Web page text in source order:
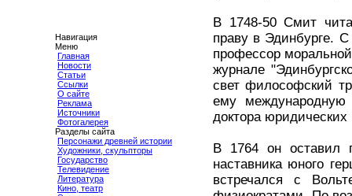
Навигация
Меню
Главная
Новости
Статьи
Ссылки
О сайте
Реклама
Источники
Фотогалерея
Разделы сайта
Персонажи древней истории
Художники, скульпторы
Государство
Телевидение
Литература
Кино, театр
В 1748-50 Смит
праву в Эдинбурге. С
профессор
журнале
свет философский
ему
доктора юридических
В 1764 он оставил
наставника юного
встречался с